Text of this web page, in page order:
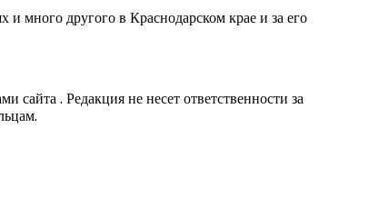
много другого в Краснодарском крае и за его
. Редакция не несет ответственности за